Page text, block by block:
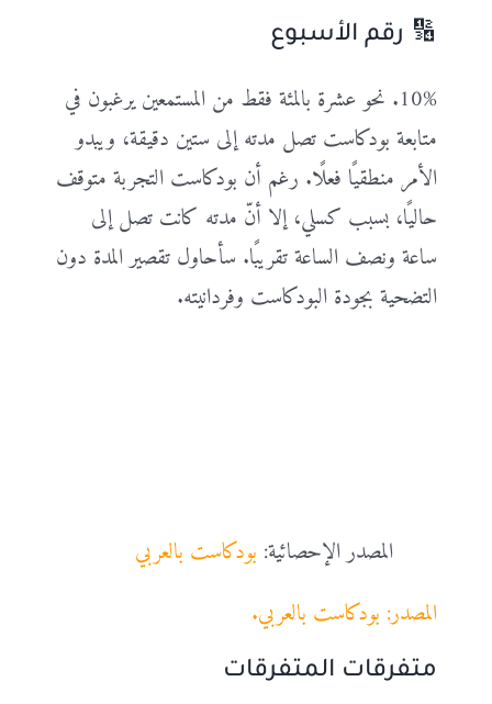
🔢 رقم الأسبوع
10%. نحو عشرة بالمئة فقط من المستمعين يرغبون في
متابعة بودكاست تصل مدته إلى ستين دقيقة، ويبدو
الأمر منطقيًا فعلًا. رغم أن بودكاست التجربة متوقف
حاليًا، بسبب كسلي، إلا أنّ مدته كانت تصل إلى
ساعة ونصف الساعة تقريبًا. سأحاول تقصير المدة دون
التضحية بجودة البودكاست وفردانيته.
المصدر الإحصائية: بودكاست بالعربي
المصدر: بودكاست بالعربي.
متفرقات المتفرقات